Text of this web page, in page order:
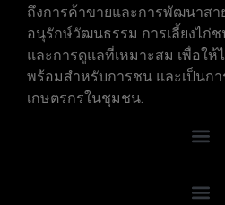
ถึงการค้าขายและการพัฒนาสา
อนุรักษ์วัฒนธรรม การเลี้ยงไก่
และการดูแลที่เหมาะสม เพื่อให้
พร้อมสำหรับการชน และเป็นก
เกษตรกรในชุมชน.